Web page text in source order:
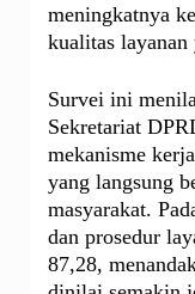
meningkatnya
kualitas layanan
Survei ini
Sekretariat
mekanisme
yang langsung
masyarakat.
dan prosedur
87,28,